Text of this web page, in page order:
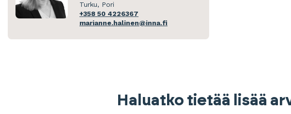
Turku, Pori
+358 50 4226367
marianne.halinen@inna.fi
Haluatko tietää lisää